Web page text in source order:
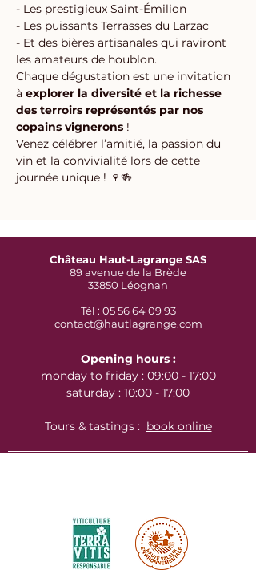
- Les prestigieux Saint-Émilion
- Les puissants Terrasses du Larzac
- Et des bières artisanales qui raviront
les amateurs de houblon.
Chaque dégustation est une invitation
à explorer la diversité et la richesse
des terroirs représentés par nos
copains vignerons !
Venez célébrer l’amitié, la passion du
vin et la convivialité lors de cette
journée unique ! 🍷🍻
Château Haut-Lagrange SAS
89 avenue de la Brède
33850 Léognan
Tél : 05 56 64 09 93
contact@hautlagrange.com
Opening hours :
monday to friday : 09:00 - 17:00
saturday : 10:00 - 17:00
Tours & tastings : book online